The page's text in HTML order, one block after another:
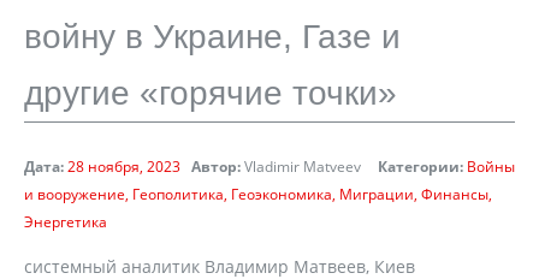
войну в Украине, Газе и
другие «горячие точки»
Дата:28 ноября, 2023 Автор:Vladimir Matveev Категории: Войны
и вооружение Геополитика Геоэкономика Миграции Финансы
Энергетика
cистемный аналитик Владимир Матвеев, Киев